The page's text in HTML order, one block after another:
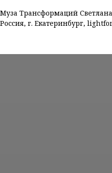
Муза Трансформаций
Россия, г. Екатеринбург,